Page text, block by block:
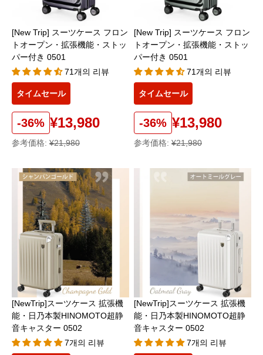
[New Trip] スーツケース フロン
トオープン・拡張機能・ストッ
パー付き 0501
71개의 리뷰
タイムセール
-36% ¥13,980
参考価格: ¥21,980
[New Trip] スーツケース フロン
トオープン・拡張機能・ストッ
パー付き 0501
71개의 리뷰
タイムセール
-36% ¥13,980
参考価格: ¥21,980
[NewTrip]スーツケース 拡張機
能・日乃本製HINOMOTO超静
音キャスター 0502
7개의 리뷰
[NewTrip]スーツケース 拡張機
能・日乃本製HINOMOTO超静
音キャスター 0502
7개의 리뷰